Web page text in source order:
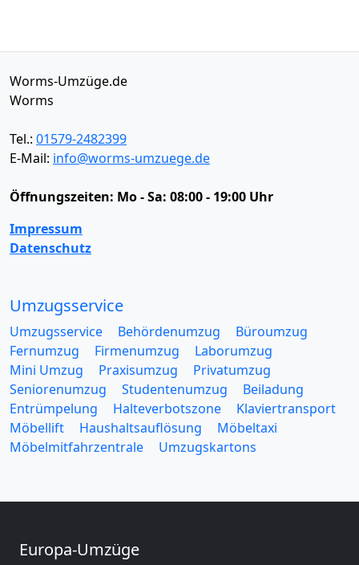
Worms-Umzüge.de
Worms
Tel.: 01579-2482399
E-Mail: info@worms-umzuege.de
Öffnungszeiten: Mo - Sa: 08:00 - 19:00 Uhr
Impressum
Datenschutz
Umzugsservice
Umzugsservice Behördenumzug
Büroumzug
Fernumzug
Firmenumzug
Laborumzug
Mini Umzug
Praxisumzug
Privatumzug
Seniorenumzug
Studentenumzug
Beiladung
Entrümpelung
Halteverbotszone
Klaviertransport
Möbellift
Haushaltsauflösung
Möbeltaxi
Möbelmitfahrzentrale
Umzugskartons
Europa-Umzüge